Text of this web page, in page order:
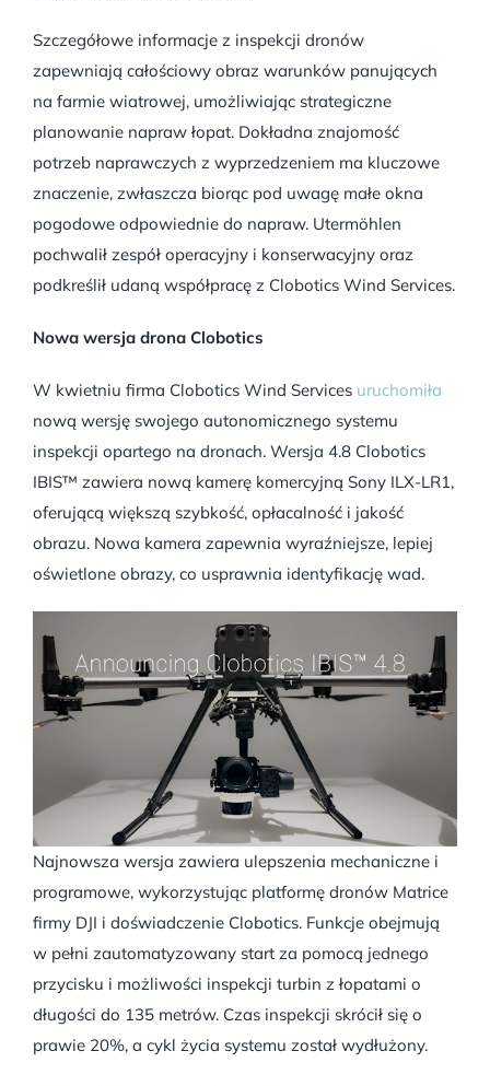
Szczegółowe informacje z inspekcji dronów
zapewniają całościowy obraz warunków panujących
na farmie wiatrowej, umożliwiając strategiczne
planowanie napraw łopat. Dokładna znajomość
potrzeb naprawczych z wyprzedzeniem ma kluczowe
znaczenie, zwłaszcza biorąc pod uwagę małe okna
pogodowe odpowiednie do napraw. Utermöhlen
pochwalił zespół operacyjny i konserwacyjny oraz
podkreślił udaną współpracę z Clobotics Wind Services.
Nowa wersja drona Clobotics
W kwietniu firma Clobotics Wind Services uruchomiła
nową wersję swojego autonomicznego systemu
inspekcji opartego na dronach. Wersja 4.8 Clobotics
IBIS™ zawiera nową kamerę komercyjną Sony ILX-LR1,
oferującą większą szybkość, opłacalność i jakość
obrazu. Nowa kamera zapewnia wyraźniejsze, lepiej
oświetlone obrazy, co usprawnia identyfikację wad.
Najnowsza wersja zawiera ulepszenia mechaniczne i
programowe, wykorzystując platformę dronów Matrice
firmy DJI i doświadczenie Clobotics. Funkcje obejmują
w pełni zautomatyzowany start za pomocą jednego
przycisku i możliwości inspekcji turbin z łopatami o
długości do 135 metrów. Czas inspekcji skrócił się o
prawie 20%, a cykl życia systemu został wydłużony.